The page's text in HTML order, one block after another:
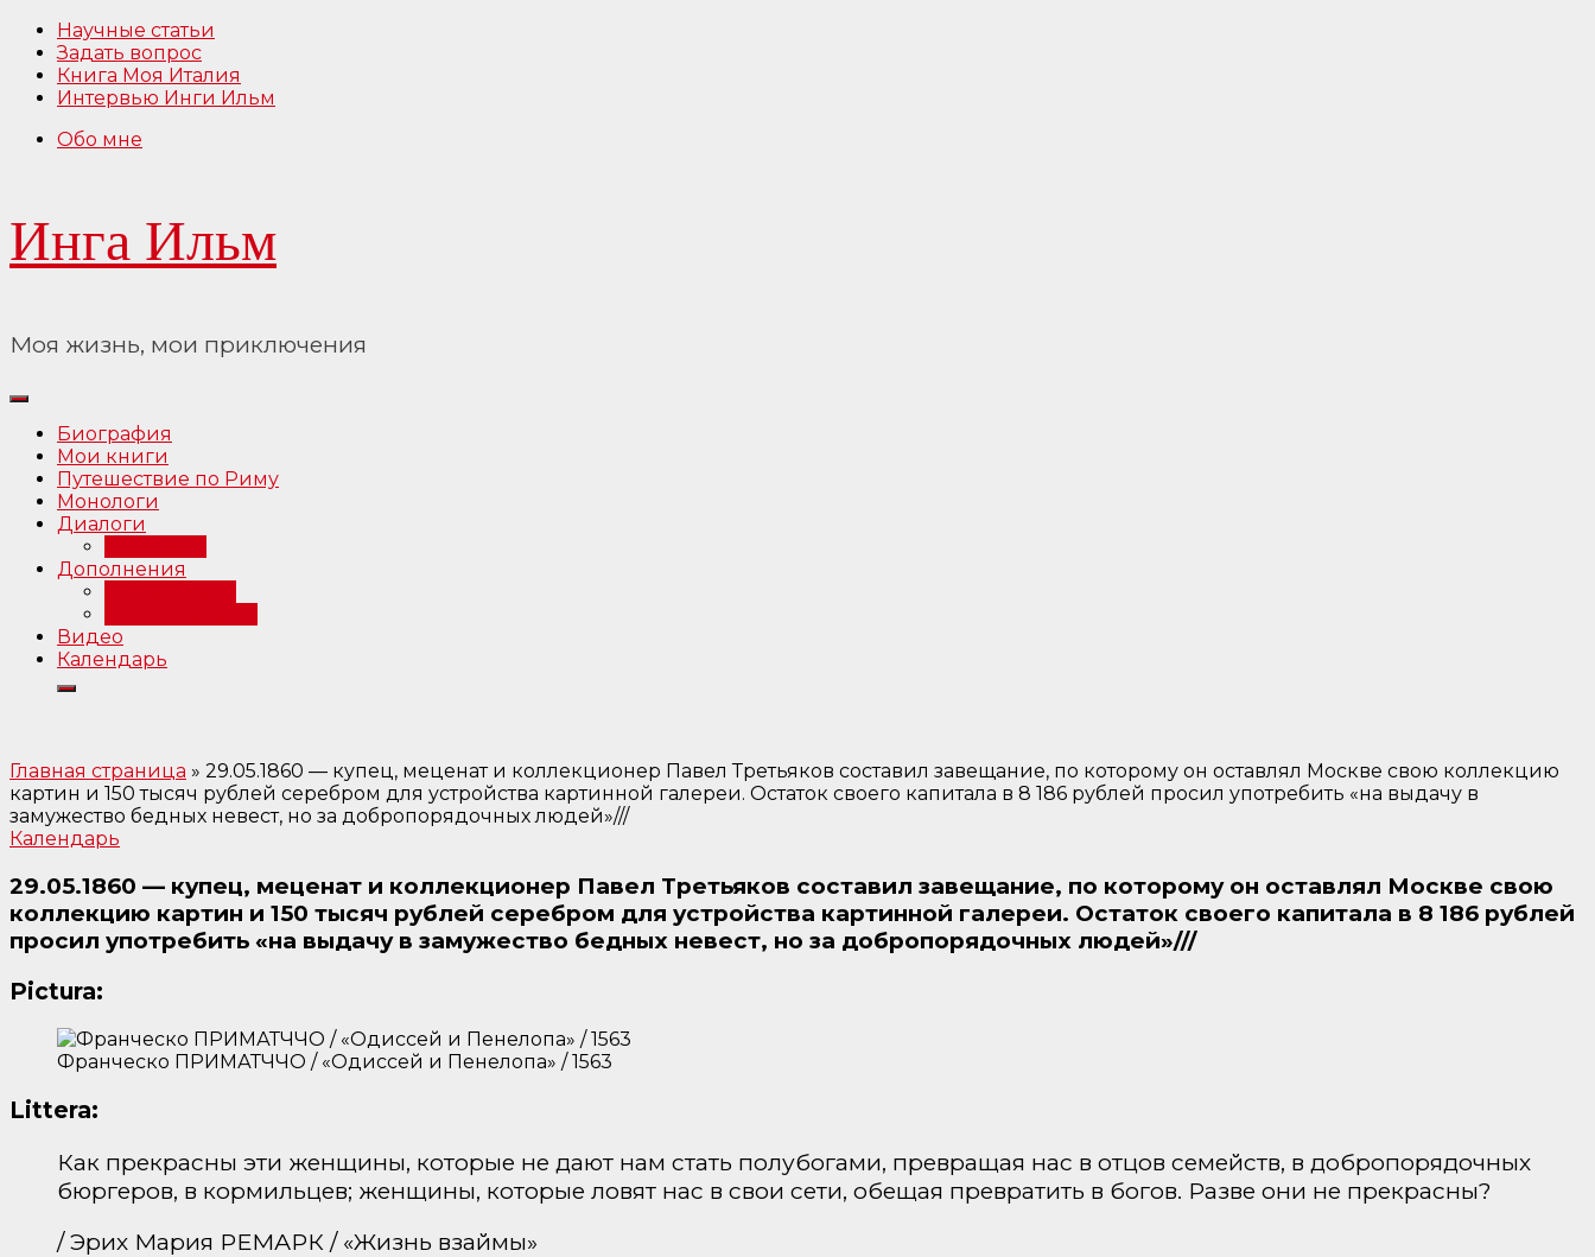
Перейти
содержимому
Научные статьи
Задать вопрос
Книга Моя Италия
Интервью Инги Ильм
Обо мне
Инга Ильм
Моя жизнь, мои приключения
Биография
Мои книги
Путешествие по Риму
Монологи
Диалоги
Дополнения
Видео
Календарь
Главная страница » 29.05.1860 — купец, меценат и коллекционер Павел Третьяков составил завещание, по которому он оставлял Москве свою коллекцию
картин и 150 тысяч рублей серебром для устройства картинной галереи. Остаток своего капитала в 8 186 рублей просил употребить «на выдачу в
замужество бедных невест, но за добропорядочных людей»///
Календарь
29.05.1860 — купец, меценат и коллекционер Павел Третьяков составил завещание, по которому он оставлял Москве свою
коллекцию картин и 150 тысяч рублей серебром для устройства картинной галереи. Остаток своего капитала в 8 186 рублей
просил употребить «на выдачу в замужество бедных невест, но за добропорядочных людей»///
Pictura:
Франческо ПРИМАТЧЧО / «Одиссей и Пенелопа» / 1563
Littera:
Как прекрасны эти женщины, которые не дают нам стать полубогами, превращая нас в отцов семейств, в добропорядочных
бюргеров, в кормильцев; женщины, которые ловят нас в свои сети, обещая превратить в богов. Разве они не прекрасны?
/ Эрих Мария РЕМАРК / «Жизнь взаймы»